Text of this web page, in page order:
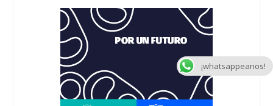
¡whatsappeanos!